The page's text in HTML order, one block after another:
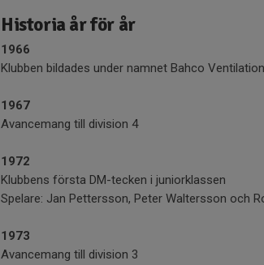
Historia år för år
1966
Klubben bildades under namnet Bahco
1967
Avancemang till division 4
1972
Klubbens första DM-tecken i juniorklassen
Spelare: Jan Pettersson, Peter Waltersson och
1973
Avancemang till division 3